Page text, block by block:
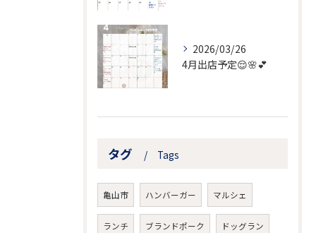
2026/03/26
4月出店予定😌🌸💕
タグ Tags
亀山市 ハンバーガー マルシェ
ランチ ブランドポーク ドッグラン